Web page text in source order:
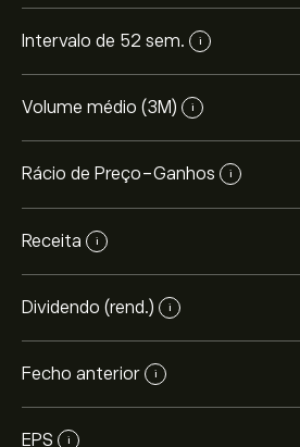
Intervalo de 52 sem. i
Volume médio (3M) i
Rácio de Preço-Ganhos i
Receita i
Dividendo (rend.) i
Fecho anterior i
EPS i